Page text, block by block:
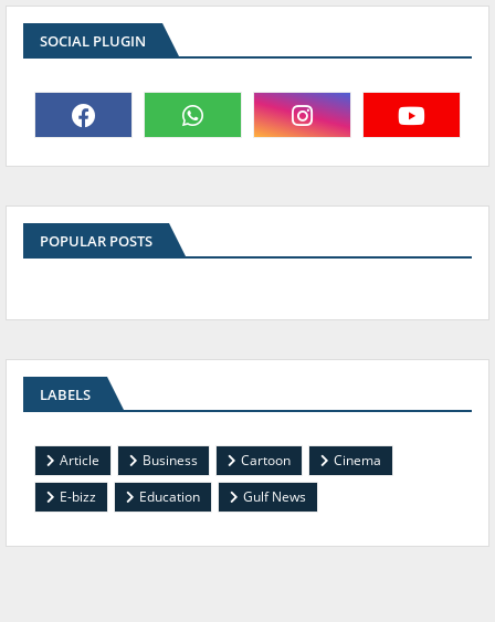
SOCIAL PLUGIN
POPULAR POSTS
LABELS
Article Business Cartoon
Cinema
E-bizz
Education Gulf News